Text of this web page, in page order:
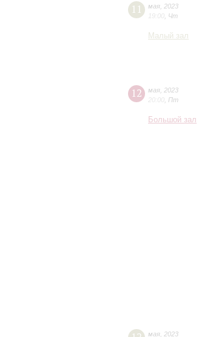
11 мая 2023
19:00 Чт
Малый зал
12 мая 2023
20:00 Пт
Большой зал
мая 2023